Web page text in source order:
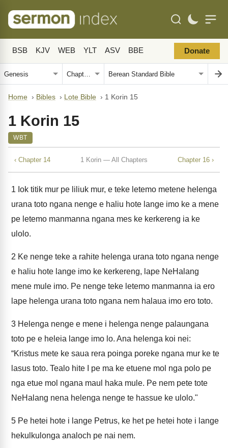
BSB KJV WEB YLT ASV BBE Donate
Home › Bibles › Lote Bible › 1 Korin 15
1 Korin 15
WBT
‹ Chapter 14 1 Korin — All Chapters Chapter 16 ›
1 Iok titik mur pe liliuk mur, e teke letemo metene helenga
urana toto ngana nenge e haliu hote lange imo ke a mene
pe letemo manmanna ngana mes ke kerkereng ia ke
ulolo.
2 Ke nenge teke a rahite helenga urana toto ngana nenge
e haliu hote lange imo ke kerkereng, lape NeHalang
mene mule imo. Pe nenge teke letemo manmanna ia ero
lape helenga urana toto ngana nem halaua imo ero toto.
3 Helenga nenge e mene i helenga nenge palaungana
toto pe e heleia lange imo lo. Ana helenga koi nei:
“Kristus mete ke saua rera poinga poreke ngana mur ke te
lasus toto. Tealo hite I pe ma ke etuene mol nga polo pe
nga etue mol ngana maul haka mule. Pe nem pete tote
NeHalang nena helenga nenge te hassue ke ulolo."
5 Pe hetei hote i lange Petrus, ke het pe hetei hote i lange
hekulkulonga analoch pe nai nem.